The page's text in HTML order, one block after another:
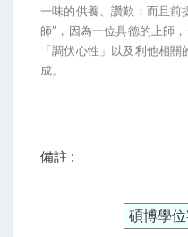
一味的供養、讚歎；而且前
師”，因為一位具德的上師
「調伏心性」以及利他相
成。
備註 :
碩博學